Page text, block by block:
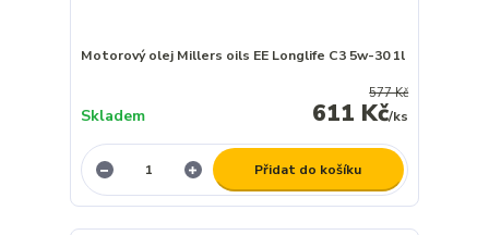
Motorový olej Millers oils EE Longlife C3 5w-30 1l
577 Kč
611 Kč/ks
Skladem
Přidat do košíku